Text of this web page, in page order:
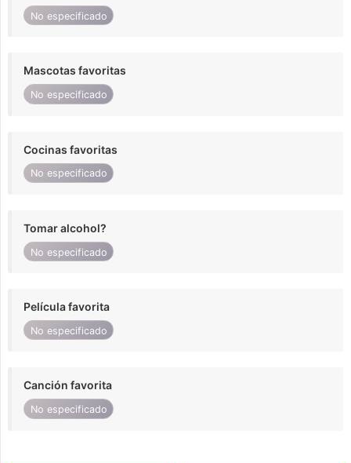
No especificado
Mascotas favoritas
No especificado
Cocinas favoritas
No especificado
Tomar alcohol?
No especificado
Película favorita
No especificado
Canción favorita
No especificado